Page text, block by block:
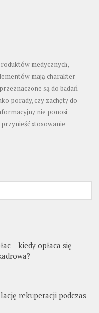
medycznych,
mają charakter
są do badań
porady, czy zachęty do
nie ponosi
stosowanie
– kiedy opłaca się
rekuperacji podczas